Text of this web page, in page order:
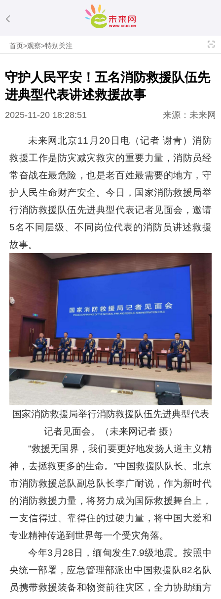
首页>观察>特别关注
守护人民平安！五名消防救援队伍先
进典型代表讲述救援故事
2025-11-20 18:28:51 来源：未来网
未来网北京11月20日电（记者 谢青）消防
救援工作是防灾减灾救灾的重要力量，消防员经
常奋战在最危险，也是老百姓最需要的地方，守
护人民生命财产安全。今日，国家消防救援局举
行消防救援队伍先进典型代表记者见面会，邀请
5名不同层级、不同岗位代表的消防员讲述救援
故事。
国家消防救援局举行消防救援队伍先进典型代表
记者见面会。（未来网记者 摄）
“救援无国界，我们要更好地发扬人道主义精
神，去拯救更多的生命。”中国救援队队长、北京
市消防救援总队副总队长李广耐说，作为新时代
的消防救援力量，将努力成为国际救援舞台上，
一支信得过、靠得住的过硬力量，将中国大爱和
专业精神传递到世界每一个受灾角落。
今年3月28日，缅甸发生7.9级地震。按照中
央统一部署，应急管理部派出中国救援队82名队
员携带救援装备和物资前往灾区，全力协助缅方